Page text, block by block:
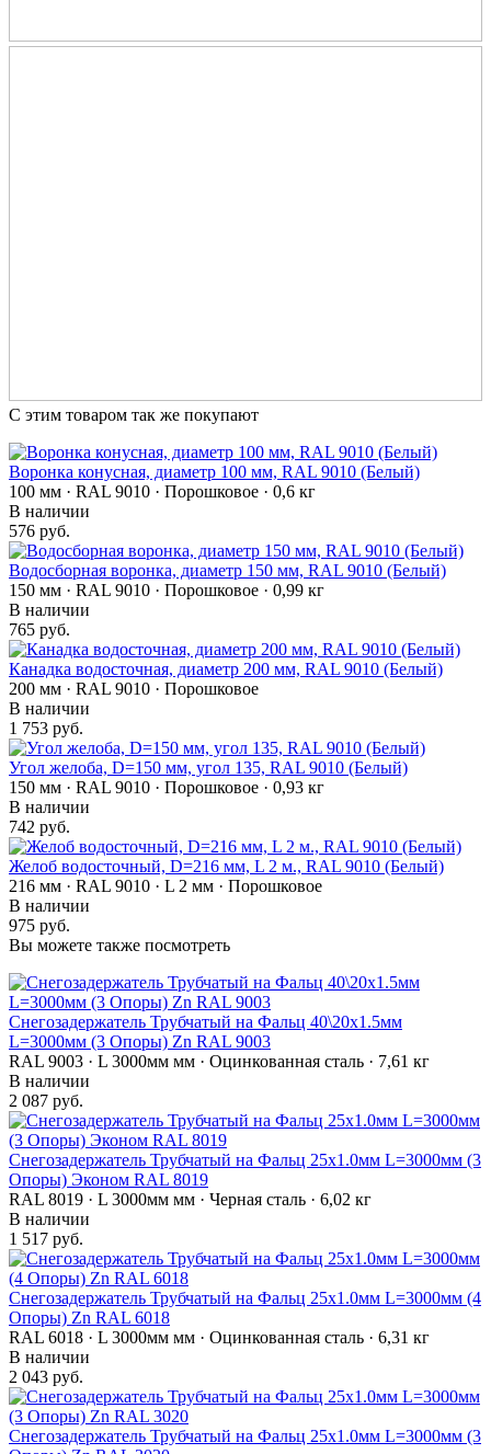
С этим товаром так же покупают
Воронка конусная, диаметр 100 мм, RAL 9010 (Белый)
100 мм · RAL 9010 · Порошковое · 0,6 кг
В наличии
576 руб.
Водосборная воронка, диаметр 150 мм, RAL 9010 (Белый)
150 мм · RAL 9010 · Порошковое · 0,99 кг
В наличии
765 руб.
Канадка водосточная, диаметр 200 мм, RAL 9010 (Белый)
200 мм · RAL 9010 · Порошковое
В наличии
1 753 руб.
Угол желоба, D=150 мм, угол 135, RAL 9010 (Белый)
150 мм · RAL 9010 · Порошковое · 0,93 кг
В наличии
742 руб.
Желоб водосточный, D=216 мм, L 2 м., RAL 9010 (Белый)
216 мм · RAL 9010 · L 2 мм · Порошковое
В наличии
975 руб.
Вы можете также посмотреть
Снегозадержатель Трубчатый на Фальц 40\20х1.5мм
L=3000мм (3 Опоры) Zn RAL 9003
RAL 9003 · L 3000мм мм · Оцинкованная сталь · 7,61 кг
В наличии
2 087 руб.
Снегозадержатель Трубчатый на Фальц 25х1.0мм L=3000мм (3
Опоры) Эконом RAL 8019
RAL 8019 · L 3000мм мм · Черная сталь · 6,02 кг
В наличии
1 517 руб.
Снегозадержатель Трубчатый на Фальц 25х1.0мм L=3000мм (4
Опоры) Zn RAL 6018
RAL 6018 · L 3000мм мм · Оцинкованная сталь · 6,31 кг
В наличии
2 043 руб.
Снегозадержатель Трубчатый на Фальц 25х1.0мм L=3000мм (3